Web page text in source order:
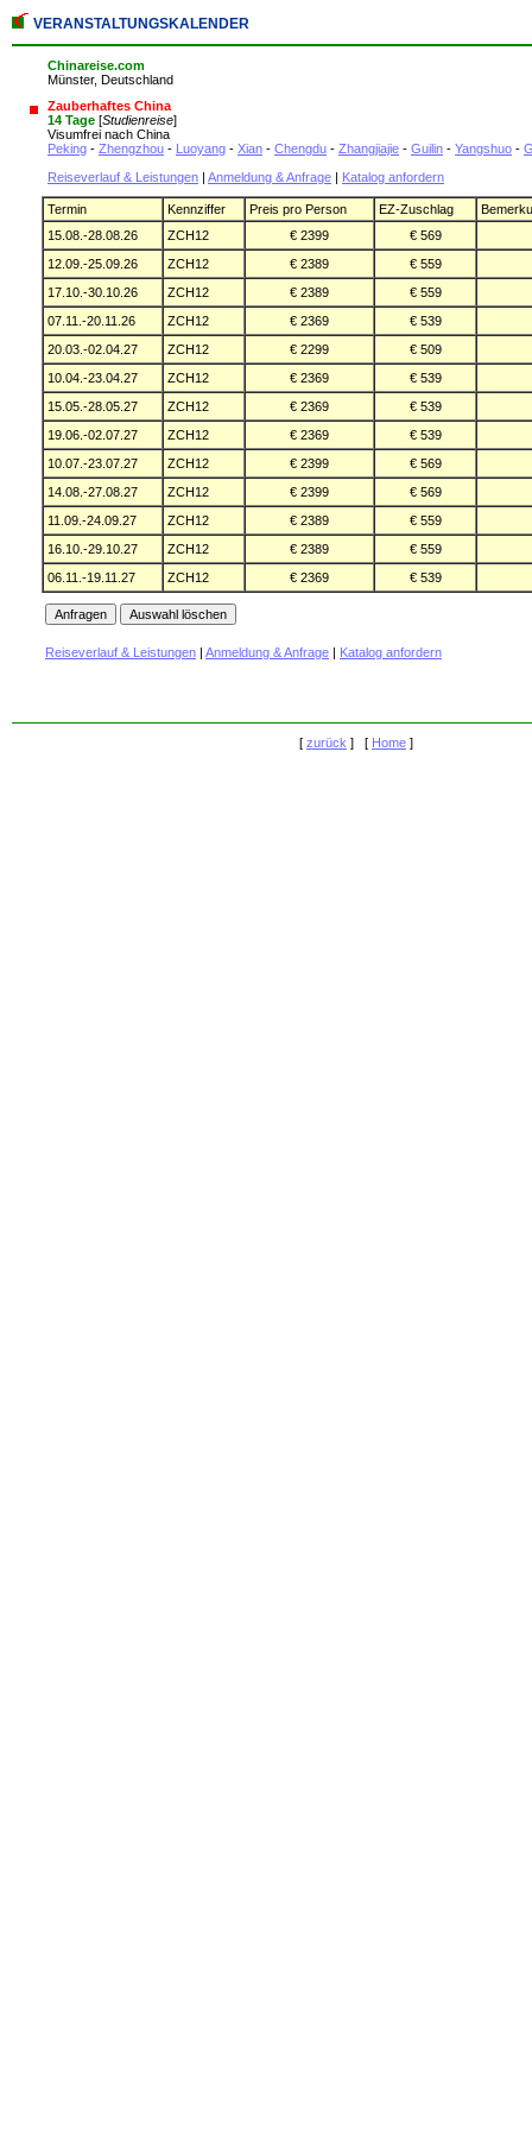
VERANSTALTUNGSKALENDER
Chinareise.com
Münster, Deutschland
Zauberhaftes China
14 Tage [Studienreise]
Visumfrei nach China
Peking - Zhengzhou - Luoyang - Xian - Chengdu - Zhangjiajie - Guilin - Yangshuo -
Reiseverlauf & Leistungen | Anmeldung & Anfrage | Katalog anfordern
Termin Kennziffer Preis pro Person EZ-Zuschlag
15.08.-28.08.26
ZCH12 € 2399
€ 569
12.09.-25.09.26
ZCH12 € 2389
€ 559
17.10.-30.10.26
ZCH12 € 2389
€ 559
07.11.-20.11.26
ZCH12 € 2369
€ 539
20.03.-02.04.27
ZCH12 € 2299
€ 509
10.04.-23.04.27
ZCH12 € 2369
€ 539
15.05.-28.05.27
ZCH12 € 2369
€ 539
19.06.-02.07.27
ZCH12 € 2369
€ 539
10.07.-23.07.27
ZCH12 € 2399
€ 569
14.08.-27.08.27
ZCH12 € 2399
€ 569
11.09.-24.09.27
ZCH12 € 2389
€ 559
16.10.-29.10.27
ZCH12 € 2389
€ 559
06.11.-19.11.27
ZCH12 € 2369 € 539
Reiseverlauf & Leistungen | Anmeldung & Anfrage | Katalog anfordern
[ zurück ] [ Home ]